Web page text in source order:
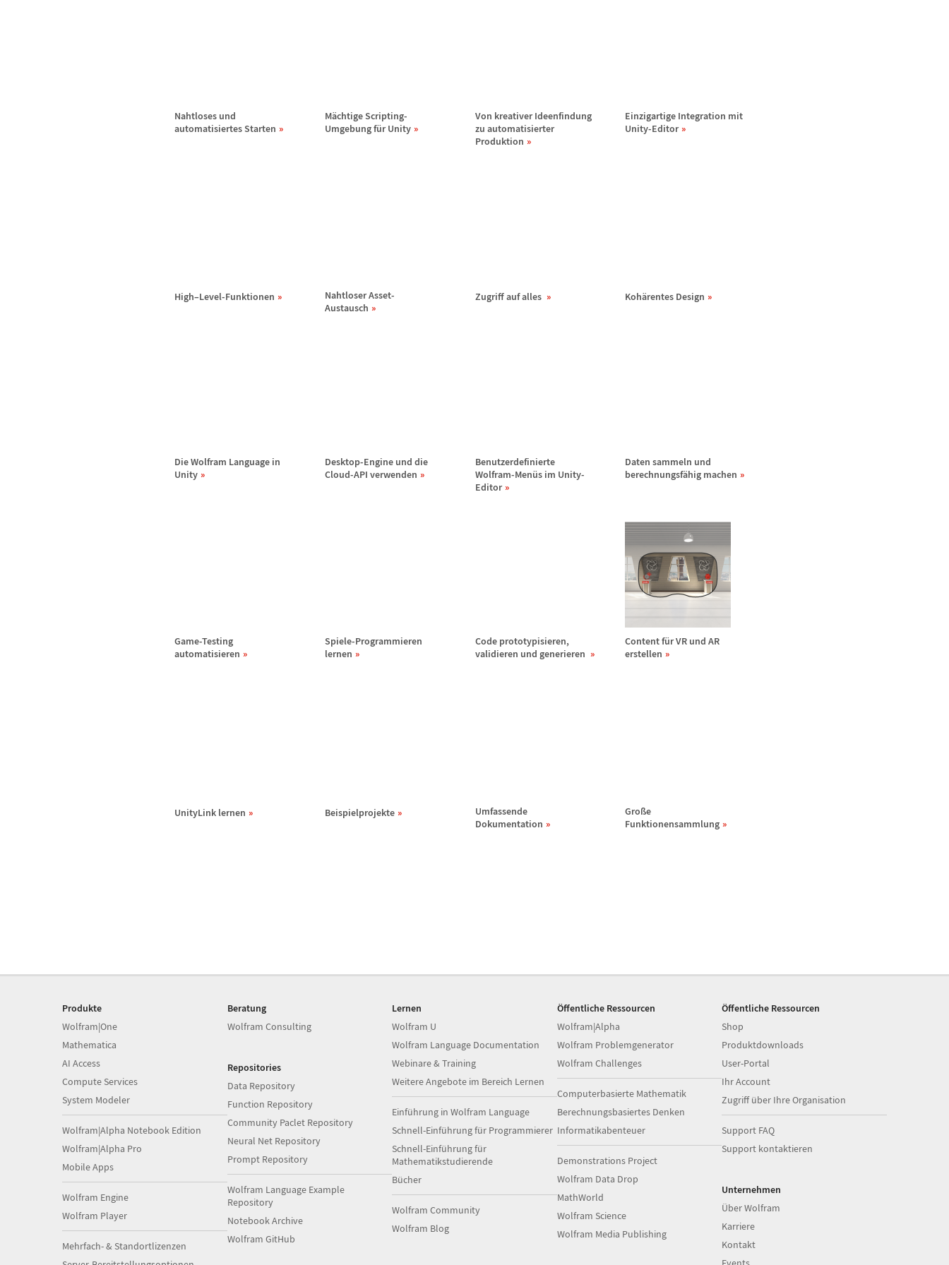
Nahtloses und
automatisiertes Starten
Mächtige Scripting-
Umgebung für Unity
Von kreativer Ideenfindung
zu automatisierter
Produktion
Einzigartige Integration mit
Unity-Editor
High–Level-Funktionen
Nahtloser Asset-
Austausch
Zugriff auf alles Kohärentes Design
Die Wolfram Language in
Unity
Desktop-Engine und die
Cloud-API verwenden
Benutzerdefinierte
Wolfram-Menüs im Unity-
Editor
Daten sammeln und
berechnungsfähig machen
Game-Testing
automatisieren
Spiele-Programmieren
lernen
Code prototypisieren,
validieren und generieren
Content für VR und AR
erstellen
UnityLink lernen Beispielprojekte
Umfassende
Dokumentation
Große
Funktionensammlung
Produkte
Wolfram|One
Mathematica
AI Access
Compute Services
System Modeler
Wolfram|Alpha Notebook Edition
Wolfram|Alpha Pro
Mobile Apps
Wolfram Engine
Wolfram Player
Mehrfach- & Standortlizenzen
Beratung
Wolfram Consulting
Repositories
Data Repository
Function Repository
Community Paclet Repository
Neural Net Repository
Prompt Repository
Wolfram Language Example
Repository
Notebook Archive
Wolfram GitHub
Lernen
Wolfram U
Wolfram Language Documentation
Webinare & Training
Weitere Angebote im Bereich Lernen
Einführung in Wolfram Language
Schnell-Einführung für Programmierer
Schnell-Einführung für
Mathematikstudierende
Bücher
Wolfram Community
Wolfram Blog
Öffentliche Ressourcen
Wolfram|Alpha
Wolfram Problemgenerator
Wolfram Challenges
Computerbasierte Mathematik
Berechnungsbasiertes Denken
Informatikabenteuer
Demonstrations Project
Wolfram Data Drop
MathWorld
Wolfram Science
Wolfram Media Publishing
Öffentliche Ressourcen
Shop
Produktdownloads
User-Portal
Ihr Account
Zugriff über Ihre Organisation
Support FAQ
Support kontaktieren
Unternehmen
Über Wolfram
Karriere
Kontakt